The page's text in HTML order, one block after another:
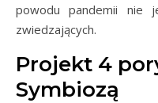
powodu pandemii nie
zwiedzających.
Projekt 4
Symbiozą